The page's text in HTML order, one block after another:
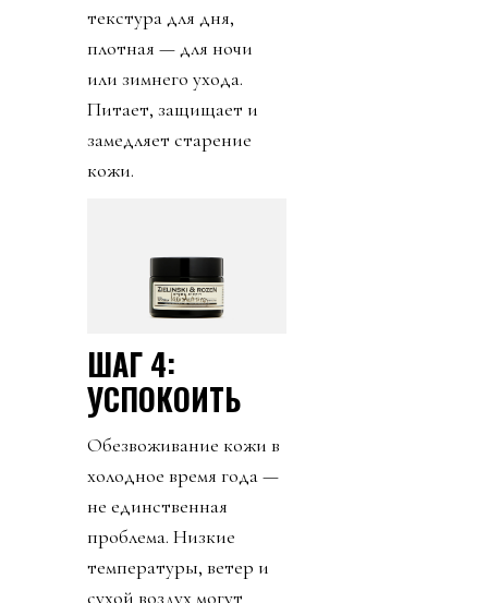
текстура для дня,
плотная — для ночи
или зимнего ухода.
Питает, защищает и
замедляет старение
кожи.
ШАГ 4:
УСПОКОИТЬ
Обезвоживание кожи в
холодное время года —
не единственная
проблема. Низкие
температуры, ветер и
сухой воздух могут